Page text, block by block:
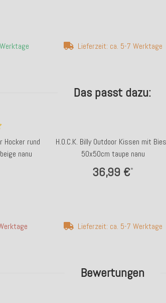
Bewertungen
Lieferzeit: ca. 5-7 Werktage
Das passt dazu:
Hocker rund
nanu
H.O.C.K. Billy Outdoor Kissen mit
50x50cm taupe nanu
36,99 €*
Lieferzeit: ca. 5-7 Werktage